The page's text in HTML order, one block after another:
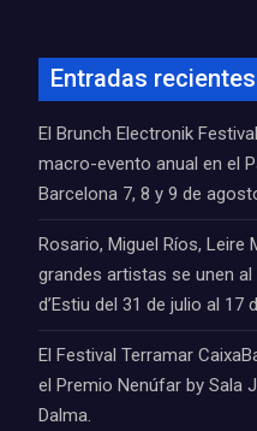
entradas
Entradas recientes
El Brunch Electronik
macro-evento anual en el
Barcelona 7, 8 y 9 de
Rosario, Miguel Ríos, Leire
grandes artistas se unen al
d’Estiu del 31 de julio al 17
El Festival Terramar
el Premio Nenúfar by Sala
Dalma.